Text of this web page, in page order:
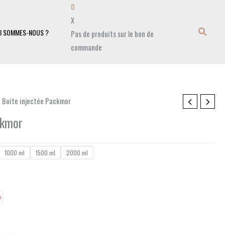
SOMMES-NOUS ?
0
X
Pas de produits sur le bon de
commande
injectée Packmor
1000 ml 1500 ml 2000 ml